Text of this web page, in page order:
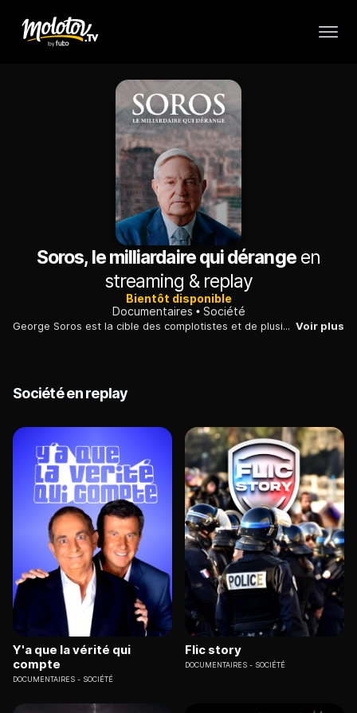
Soros, le milliardaire qui dérangeen
streaming & replay
Bientôt disponible
Documentaires
Société
George Soros est la cible des complotistes et de plusieurs mouvements politiques d’extrême droite. Mais qui est ce spectaculaire multimilliardaire et pourquoi est-il si controversé ? Voir plus
Société en replay
Y'a que la vérité qui
compte
DOCUMENTAIRES SOCIÉTÉ
Flic story
DOCUMENTAIRES SOCIÉTÉ